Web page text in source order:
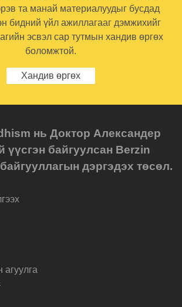
та манай материалуудыг бусдад
бидний үйл ажиллагааг дэмжихийг
эсвэл сар тутмын хандив өргөх
боломжтой.
Хандив өргөх
нь Доктор Александер
үүсгэн байгуулсан Berzin
дэргэдэх төсөл.
агуулга